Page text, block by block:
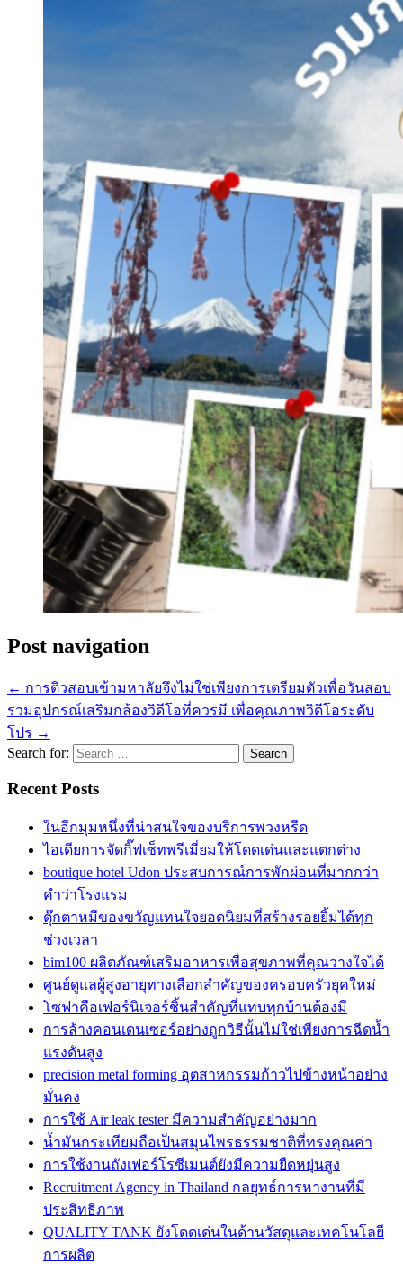
Post navigation
← การติวสอบเข้ามหาลัยจึงไม่ใช่เพียงการเตรียมตัวเพื่อวันสอบ
รวมอุปกรณ์เสริมกล้องวิดีโอที่ควรมี เพื่อคุณภาพวิดีโอระดับ
โปร →
Search for:
Recent Posts
ในอีกมุมหนึ่งที่น่าสนใจของบริการพวงหรีด
ไอเดียการจัดกิ๊ฟเซ็ทพรีเมี่ยมให้โดดเด่นและแตกต่าง
boutique hotel Udon ประสบการณ์การพักผ่อนที่มากกว่า
คำว่าโรงแรม
ตุ๊กตาหมีของขวัญแทนใจยอดนิยมที่สร้างรอยยิ้มได้ทุก
ช่วงเวลา
bim100 ผลิตภัณฑ์เสริมอาหารเพื่อสุขภาพที่คุณวางใจได้
ศูนย์ดูแลผู้สูงอายุทางเลือกสำคัญของครอบครัวยุคใหม่
โซฟาคือเฟอร์นิเจอร์ชิ้นสำคัญที่แทบทุกบ้านต้องมี
การล้างคอนเดนเซอร์อย่างถูกวิธีนั้นไม่ใช่เพียงการฉีดน้ำ
แรงดันสูง
precision metal forming อุตสาหกรรมก้าวไปข้างหน้าอย่าง
มั่นคง
การใช้ Air leak tester มีความสำคัญอย่างมาก
น้ำมันกระเทียมถือเป็นสมุนไพรธรรมชาติที่ทรงคุณค่า
การใช้งานถังเฟอร์โรซีเมนต์ยังมีความยืดหยุ่นสูง
Recruitment Agency in Thailand กลยุทธ์การหางานที่มี
ประสิทธิภาพ
QUALITY TANK ยังโดดเด่นในด้านวัสดุและเทคโนโลยี
การผลิต